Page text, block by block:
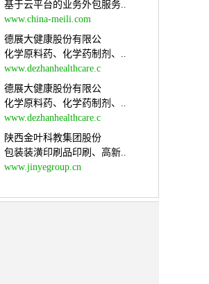
基于云平台的业务外包服务..
www.china-meili.com
德展大健康股份有限公
化学原料药、化学药制剂、..
www.dezhanhealthcare.c
德展大健康股份有限公
化学原料药、化学药制剂、..
www.dezhanhealthcare.c
陕西金叶科教集团股份
包装装潢印刷品印刷、高新..
www.jinyegroup.cn